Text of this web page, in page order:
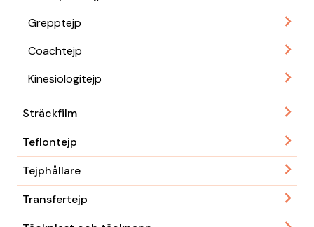
Grepptejp
Coachtejp
Kinesiologitejp
Sträckfilm
Teflontejp
Tejphållare
Transfertejp